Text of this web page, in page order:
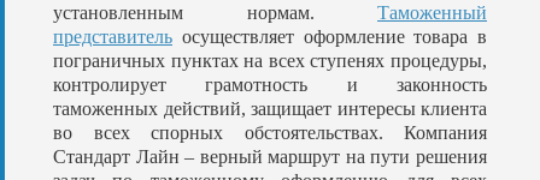
установленным нормам. Таможенный
представитель осуществляет оформление товара в
пограничных пунктах на всех ступенях процедуры,
контролирует грамотность и законность
таможенных действий, защищает интересы клиента
во всех спорных обстоятельствах. Компания
Стандарт Лайн – верный маршрут на пути решения